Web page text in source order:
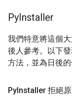
PyInstaller
我們特意將這個
後人參考。以下
方法，並為日後的
PyInstaller 拒絕